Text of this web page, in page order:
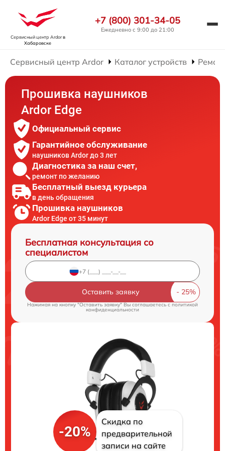
Сервисный центр Ardorв
Хабаровске
+7 (800) 301-34-05
Ежедневно с 9:00 до 21:00
Сервисный центр Ardor Каталог устройств
Прошивка наушников
Ardor Edge
Официальный сервис
Гарантийное обслуживание
наушников Ardor до 3 лет
Диагностика за наш счет,
ремонт по желанию
Бесплатный выезд курьера
в день обращения
Прошивка наушников
Ardor Edge от 35 минут
Бесплатная консультация со
специалистом
Оставить заявку
Нажимая на кнопку "Оставить заявку" Вы соглашаетесь cполитикой
конфиденциальности
-20%
Скидка по
предварительной
записи на сайте